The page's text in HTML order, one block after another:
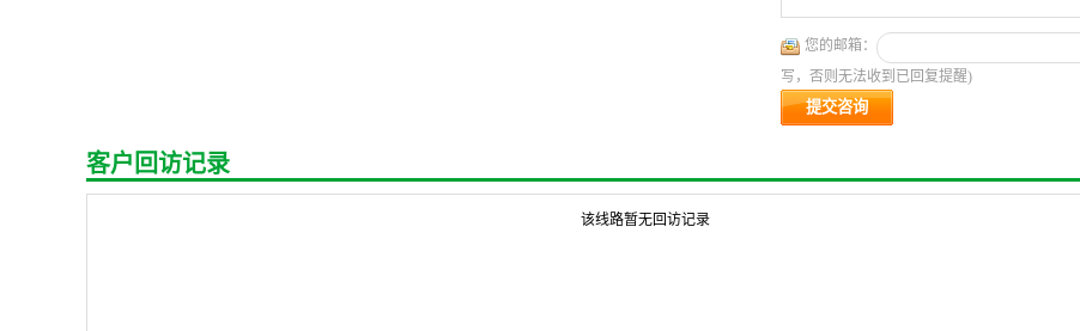
您的邮箱：
写，否则无法收到已回复提醒)
客户回访记录
该线路暂无回访记录